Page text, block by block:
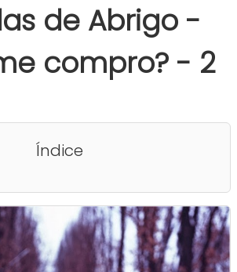
de Abrigo -
compro? - 2
Índice